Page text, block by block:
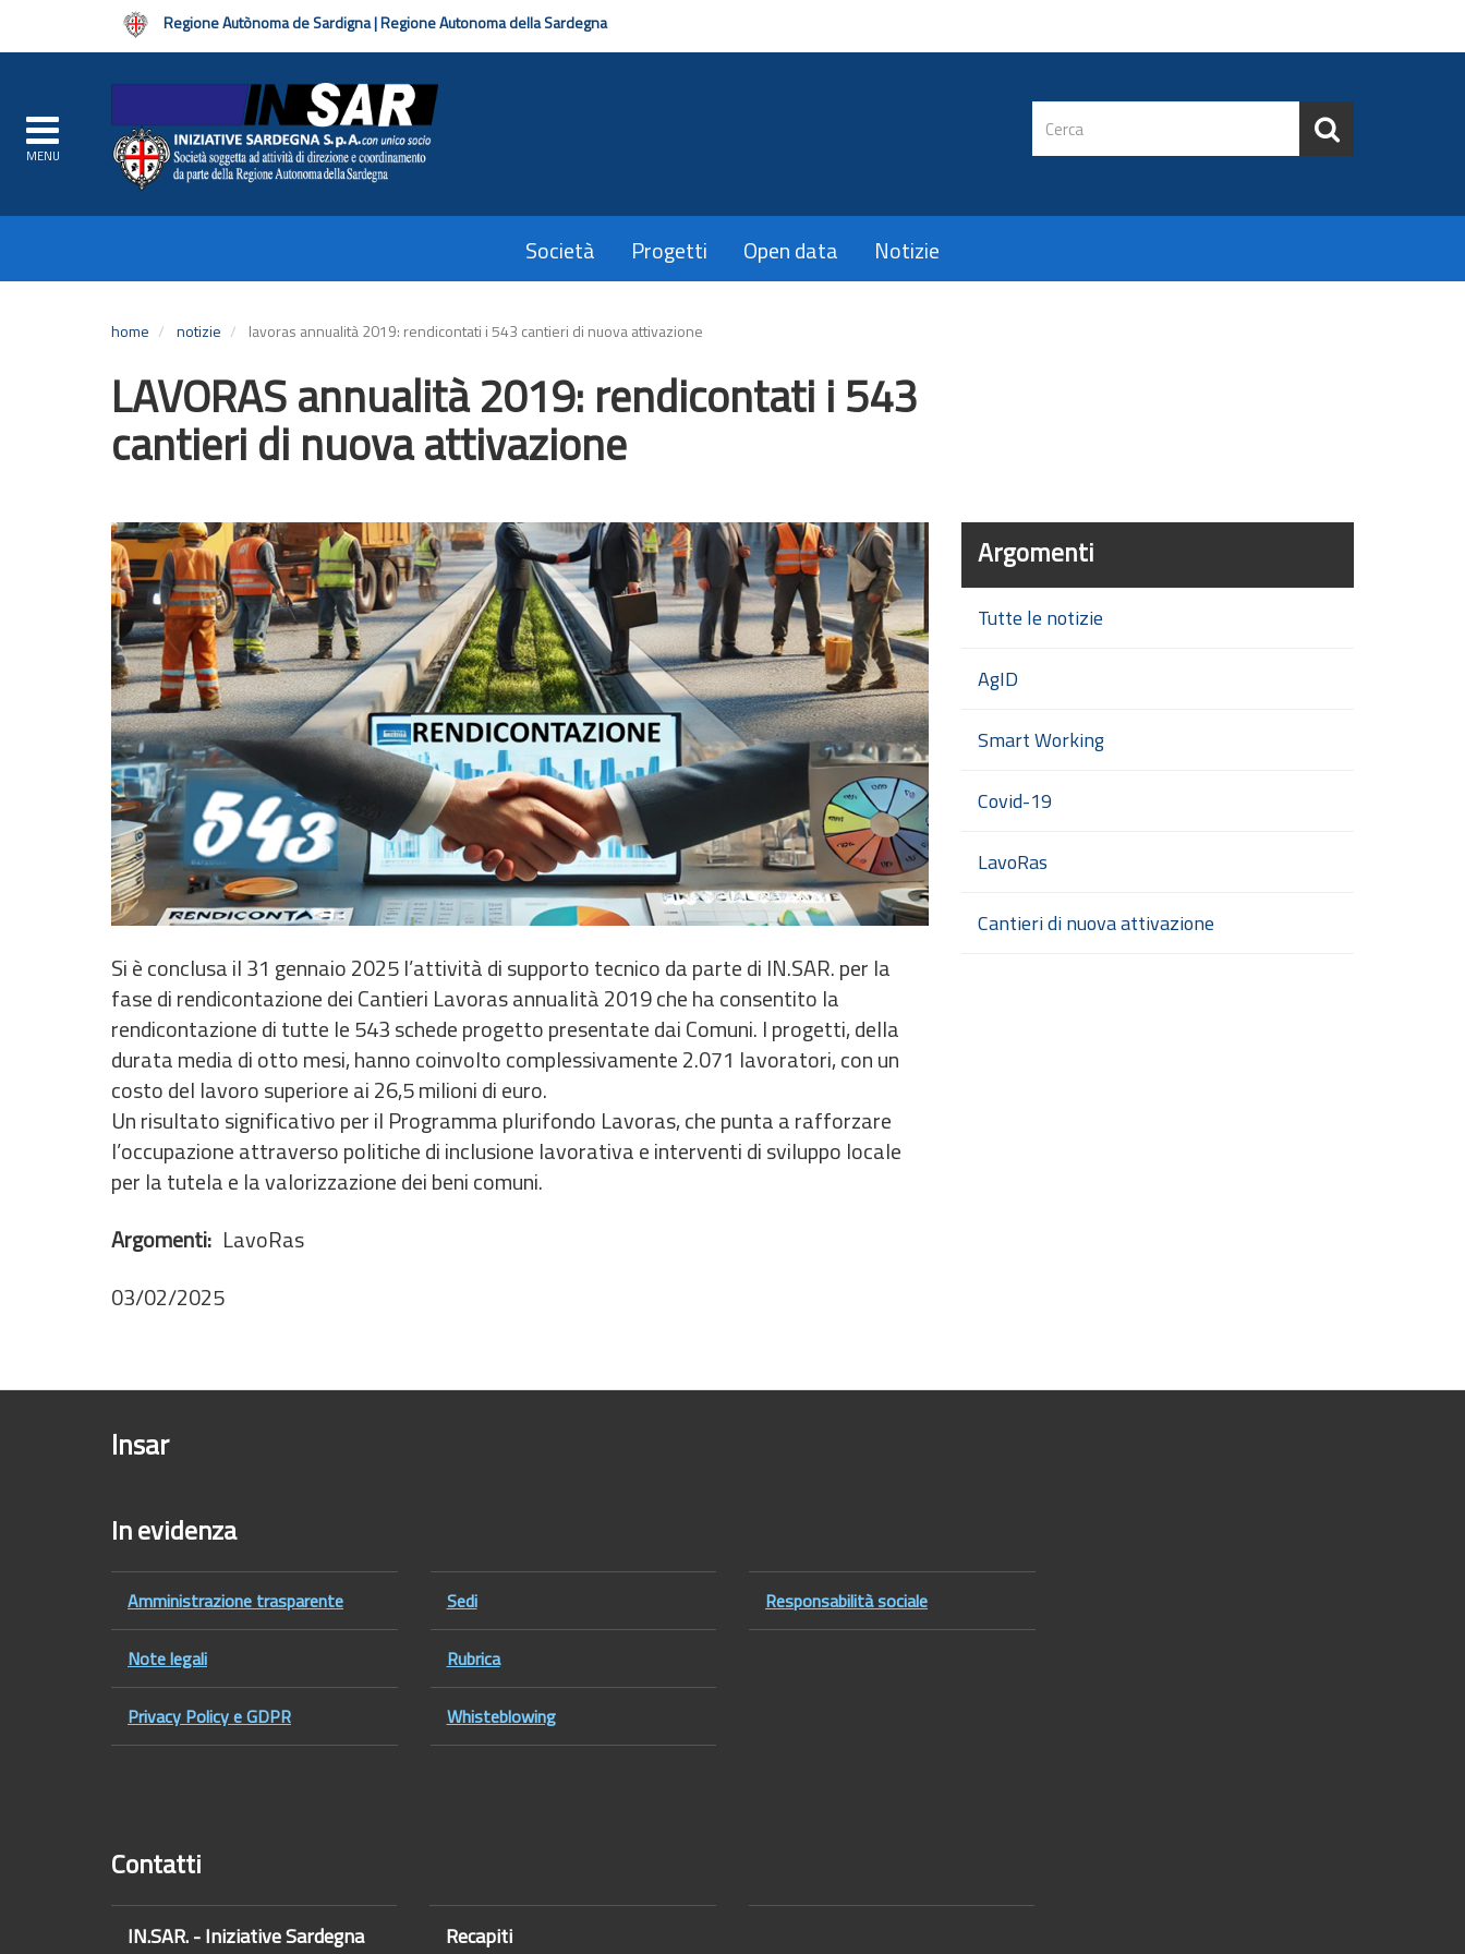
Regione Autònoma de Sardigna | Regione Autonoma della Sardegna
MENU
principale
Società Progetti Open data Notizie
home notizie lavoras annualità 2019: rendicontati i 543 cantieri di nuova attivazione
LAVORAS annualità 2019: rendicontati i 543
cantieri di nuova attivazione
Si è conclusa il 31 gennaio 2025 l’attività di supporto tecnico da parte di IN.SAR. per la
fase di rendicontazione dei Cantieri Lavoras annualità 2019 che ha consentito la
rendicontazione di tutte le 543 schede progetto presentate dai Comuni. I progetti, della
durata media di otto mesi, hanno coinvolto complessivamente 2.071 lavoratori, con un
costo del lavoro superiore ai 26,5 milioni di euro.
Un risultato significativo per il Programma plurifondo Lavoras, che punta a rafforzare
l’occupazione attraverso politiche di inclusione lavorativa e interventi di sviluppo locale
per la tutela e la valorizzazione dei beni comuni.
Argomenti LavoRas
03/02/2025
Argomenti
Tutte le notizie
AgID
Smart Working
Covid-19
LavoRas
Cantieri di nuova attivazione
Insar
In evidenza
Amministrazione trasparente
Note legali
Privacy Policy e GDPR
Sedi
Rubrica
Whisteblowing
Responsabilità sociale
Contatti
IN.SAR. - Iniziative Sardegna
Recapiti